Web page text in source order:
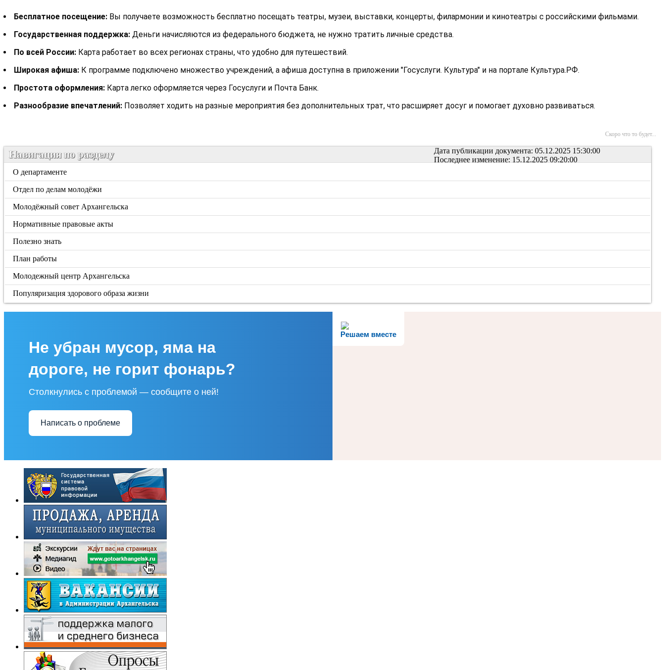
Бесплатное посещение: Вы получаете возможность бесплатно посещать театры, музеи, выставки, концерты, филармонии и кинотеатры с российскими фильмами.
Государственная поддержка: Деньги начисляются из федерального бюджета, не нужно тратить личные средства.
По всей России: Карта работает во всех регионах страны, что удобно для путешествий.
Широкая афиша: К программе подключено множество учреждений, а афиша доступна в приложении "Госуслуги. Культура" и на портале Культура.РФ.
Простота оформления: Карта легко оформляется через Госуслуги и Почта Банк.
Разнообразие впечатлений: Позволяет ходить на разные мероприятия без дополнительных трат, что расширяет досуг и помогает духовно развиваться.
Скоро что то будет...
Дата публикации документа: 05.12.2025 15:30:00
Последнее изменение: 15.12.2025 09:20:00
Навигация по разделу
О департаменте
Отдел по делам молодёжи
Молодёжный совет Архангельска
Нормативные правовые акты
Полезно знать
План работы
Молодежный центр Архангельска
Популяризация здорового образа жизни
Решаем вместе
Не убран мусор, яма на
дороге, не горит фонарь?
Столкнулись с проблемой — сообщите о ней!
Написать о проблеме